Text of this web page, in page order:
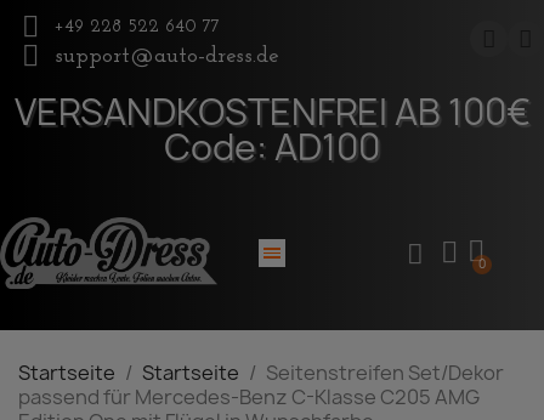
+49 228 522 640 77
support@auto-dress.de
VERSANDKOSTENFREI AB 100€
Code: AD100
Startseite Startseite
Seitenstreifen Set/Dekor
passend für Mercedes-Benz C-Klasse C205 AMG